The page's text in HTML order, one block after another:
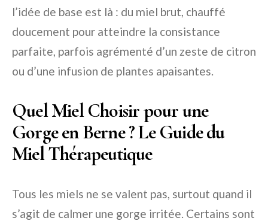
l’idée de base est là : du miel brut, chauffé
doucement pour atteindre la consistance
parfaite, parfois agrémenté d’un zeste de citron
ou d’une infusion de plantes apaisantes.
Quel Miel Choisir pour une
Gorge en Berne ? Le Guide du
Miel Thérapeutique
Tous les miels ne se valent pas, surtout quand il
s’agit de calmer une gorge irritée. Certains sont